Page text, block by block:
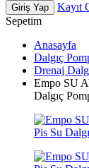
Giriş Yap
Kayıt
Sepetim
Anasayfa
Dalgıç
Drenaj
Empo SU
Dalgıç